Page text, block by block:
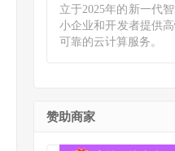
立于2025年的新一代
小企业和开发者提供
可靠的云计算服务。
赞助商家